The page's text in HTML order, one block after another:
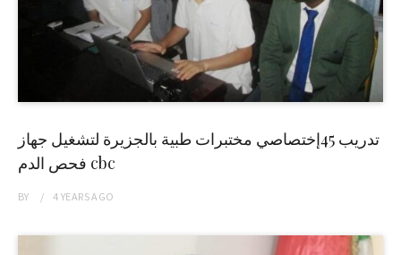
تدريب 45إختصاصي مختبرات طبية بالجزيرة لتشغيل جهاز
فحص الدم cbc
BY 4 YEARSAGO